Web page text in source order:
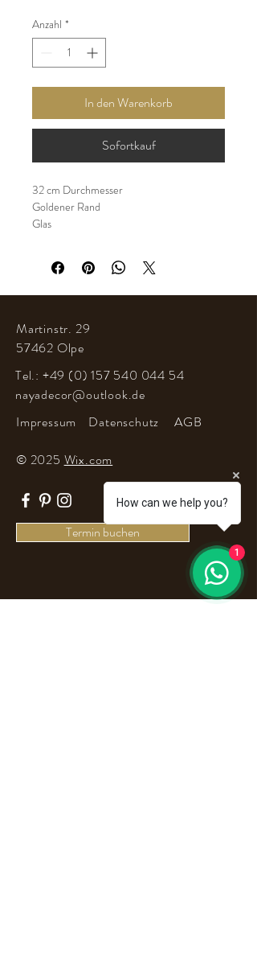
Anzahl *
In den Warenkorb
Sofortkauf
32 cm Durchmesser
Goldener Rand
Glas
Martinstr. 29
57462 Olpe
Tel.: +49 (0) 157 540 044 54
nayadecor@outlook.de
Impressum
Datenschutz AGB
© 2025 Wix.com
Termin buchen
How can we help you?
1